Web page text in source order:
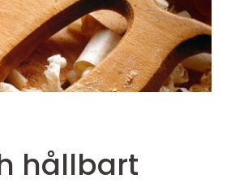
och hållbart